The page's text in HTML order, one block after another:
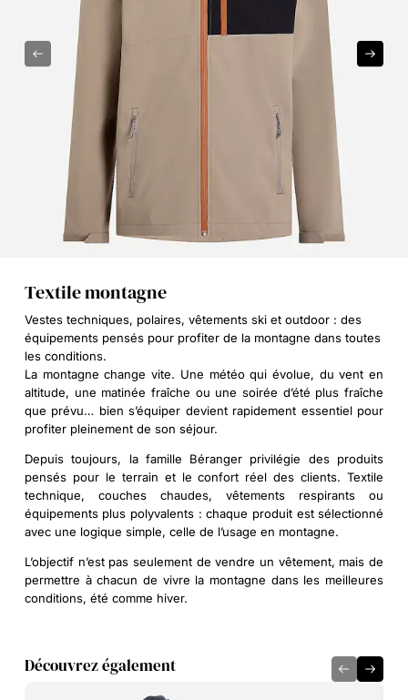
Textile montagne
Vestes techniques, polaires, vêtements ski et outdoor : des
équipements pensés pour profiter de la montagne dans toutes
les conditions.
La montagne change vite. Une météo qui évolue, du vent en
altitude, une matinée fraîche ou une soirée d’été plus fraîche
que prévu… bien s’équiper devient rapidement essentiel pour
profiter pleinement de son séjour.
Depuis toujours, la famille Béranger privilégie des produits
pensés pour le terrain et le confort réel des clients. Textile
technique, couches chaudes, vêtements respirants ou
équipements plus polyvalents : chaque produit est sélectionné
avec une logique simple, celle de l’usage en montagne.
L’objectif n’est pas seulement de vendre un vêtement, mais de
permettre à chacun de vivre la montagne dans les meilleures
conditions, été comme hiver.
Découvrez également